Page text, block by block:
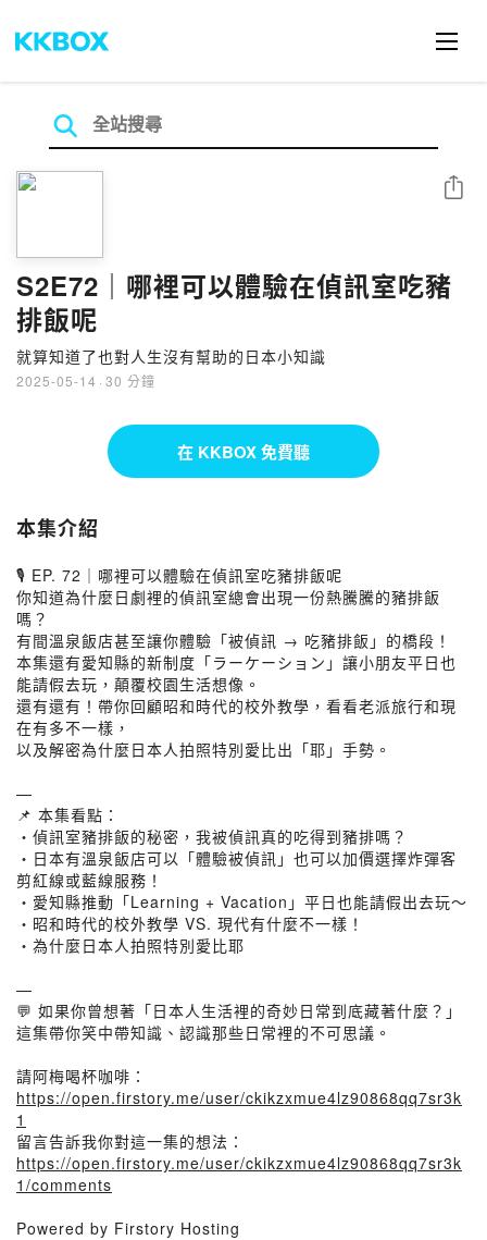
S2E72｜哪裡可以體驗在偵訊室吃豬
排飯呢
就算知道了也對人生沒有幫助的日本小知識
2025-05-14 · 30 分鐘
分享
在 KKBOX 免費聽
本集介紹
🎙️ EP. 72｜哪裡可以體驗在偵訊室吃豬排飯呢
你知道為什麼日劇裡的偵訊室總會出現一份熱騰騰的豬排飯
嗎？
有間溫泉飯店甚至讓你體驗「被偵訊 → 吃豬排飯」的橋段！
本集還有愛知縣的新制度「ラーケーション」讓小朋友平日也
能請假去玩，顛覆校園生活想像。
還有還有！帶你回顧昭和時代的校外教學，看看老派旅行和現
在有多不一樣，
以及解密為什麼日本人拍照特別愛比出「耶」手勢。
—
📌 本集看點：
・偵訊室豬排飯的秘密，我被偵訊真的吃得到豬排嗎？
・日本有溫泉飯店可以「體驗被偵訊」也可以加價選擇炸彈客
剪紅線或藍線服務！
・愛知縣推動「Learning + Vacation」平日也能請假出去玩～
・昭和時代的校外教學 VS. 現代有什麼不一樣！
・為什麼日本人拍照特別愛比耶
—
💬 如果你曾想著「日本人生活裡的奇妙日常到底藏著什麼？」
這集帶你笑中帶知識、認識那些日常裡的不可思議。
請阿梅喝杯咖啡：
https://open.firstory.me/user/ckikzxmue4lz90868qq7sr3k
1
留言告訴我你對這一集的想法：
https://open.firstory.me/user/ckikzxmue4lz90868qq7sr3k
1/comments
Powered by Firstory Hosting